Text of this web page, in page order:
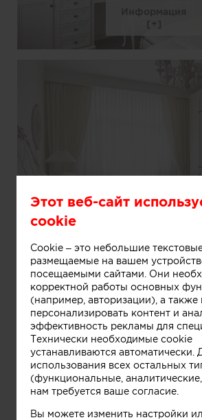
Информация
Информация
Этот веб-сайт
cookie
Cookie – это небольшие
размещаемые на вашем
посещаемыми сайтами. Они
корректной работы основных
(например, авторизации), а также
персонализировать контент и
эффективность рекламы для
Технически необходимые cookie
устанавливаются автоматически.
использования всех остальных
(функциональные,
нам требуется ваше согласие.
Вы можете изменить настройки